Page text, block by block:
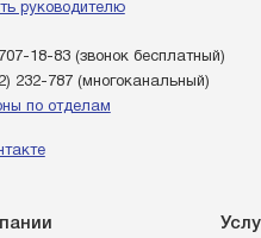
руководителю
18-83(звонок бесплатный)
232-787(многоканальный)
по отделам